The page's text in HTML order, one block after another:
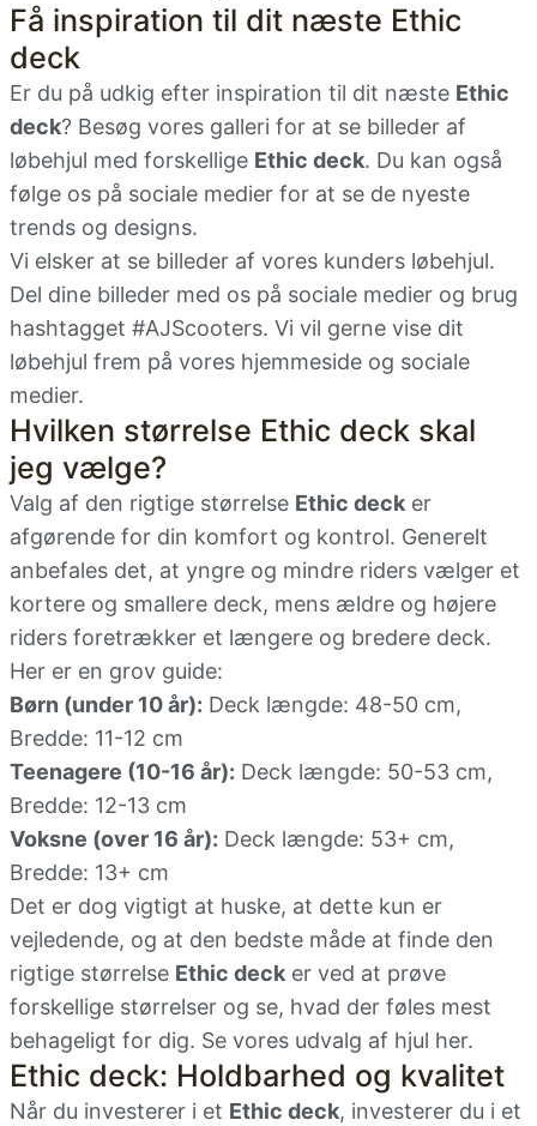
Få inspiration til dit næste Ethic
deck
Er du på udkig efter inspiration til dit næste Ethic
deck? Besøg vores galleri for at se billeder af
løbehjul med forskellige Ethic deck. Du kan også
følge os på sociale medier for at se de nyeste
trends og designs.
Vi elsker at se billeder af vores kunders løbehjul.
Del dine billeder med os på sociale medier og brug
hashtagget #AJScooters. Vi vil gerne vise dit
løbehjul frem på vores hjemmeside og sociale
medier.
Hvilken størrelse Ethic deck skal
jeg vælge?
Valg af den rigtige størrelse Ethic deck er
afgørende for din komfort og kontrol. Generelt
anbefales det, at yngre og mindre riders vælger et
kortere og smallere deck, mens ældre og højere
riders foretrækker et længere og bredere deck.
Her er en grov guide:
Børn (under 10 år): Deck længde: 48-50 cm,
Bredde: 11-12 cm
Teenagere (10-16 år): Deck længde: 50-53 cm,
Bredde: 12-13 cm
Voksne (over 16 år): Deck længde: 53+ cm,
Bredde: 13+ cm
Det er dog vigtigt at huske, at dette kun er
vejledende, og at den bedste måde at finde den
rigtige størrelse Ethic deck er ved at prøve
forskellige størrelser og se, hvad der føles mest
behageligt for dig. Se vores udvalg af hjul her.
Ethic deck: Holdbarhed og kvalitet
Når du investerer i et Ethic deck, investerer du i et